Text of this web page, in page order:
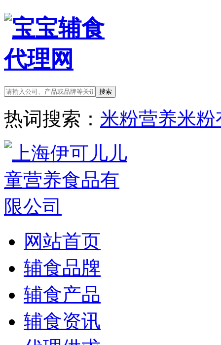
热词搜索： 米粉营养米粉
网站首页
辅食品牌
辅食产品
辅食资讯